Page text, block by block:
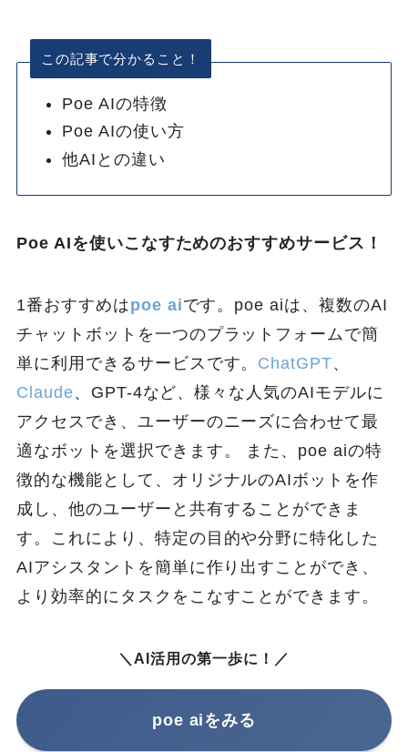
この記事で分かること！
Poe AIの特徴
Poe AIの使い方
他AIとの違い
Poe AIを使いこなすためのおすすめサービス！
1番おすすめはpoe aiです。poe aiは、複数のAI
チャットボットを一つのプラットフォームで簡
単に利用できるサービスです。 ChatGPT、
Claude、GPT-4など、様々な人気のAIモデルに
アクセスでき、ユーザーのニーズに合わせて最
適なボットを選択できます。 また、poe aiの特
徴的な機能として、オリジナルのAIボットを作
成し、他のユーザーと共有することができま
す。これにより、特定の目的や分野に特化した
AIアシスタントを簡単に作り出すことができ、
より効率的にタスクをこなすことができます。
＼AI活用の第一歩に！／
poe aiをみる